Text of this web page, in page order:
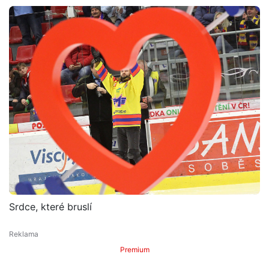
Srdce, které bruslí
Premium